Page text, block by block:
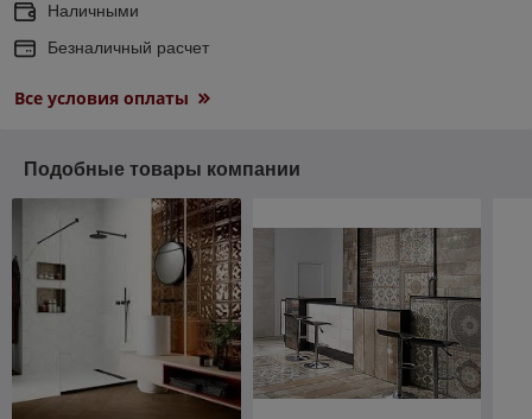
Наличными
Безналичный расчет
Все условия оплаты
Подобные товары компании